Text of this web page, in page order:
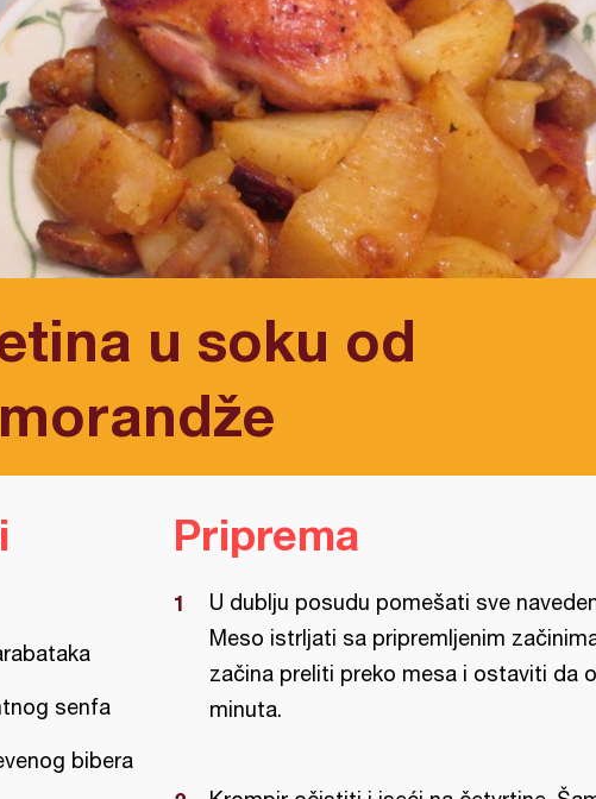
u soku od
senfa
bibera
Priprema
U dublju posudu pomešati sve
Meso istrljati sa pripremljenim
začina preliti preko mesa i ostaviti da
minuta.